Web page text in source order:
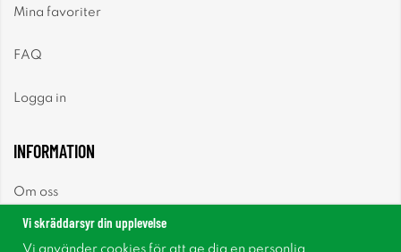
Mina favoriter
FAQ
Logga in
INFORMATION
Om oss
Vi skräddarsyr din upplevelse
Vi använder cookies för att ge dig en personlig